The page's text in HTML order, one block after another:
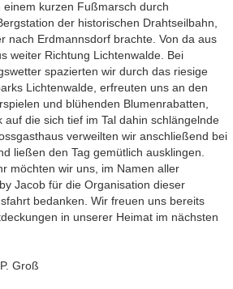
einem kurzen Fußmarsch durch
der historischen Drahtseilbahn,
nach Erdmannsdorf brachte. Von da aus
weiter Richtung Lichtenwalde. Bei
spazierten wir durch das riesige
Lichtenwalde, erfreuten uns an den
und blühenden Blumenrabatten,
auf die sich tief im Tal dahin schlängelnde
verweilten wir anschließend bei
ließen den Tag gemütlich ausklingen.
möchten wir uns, im Namen aller
Jacob für die Organisation dieser
bedanken. Wir freuen uns bereits
in unserer Heimat im nächsten
Groß